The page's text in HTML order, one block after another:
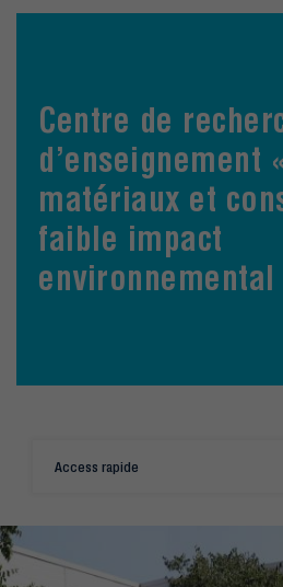
Centre de
d’enseignement
matériaux et
faible impact
environnemental
Access rapide